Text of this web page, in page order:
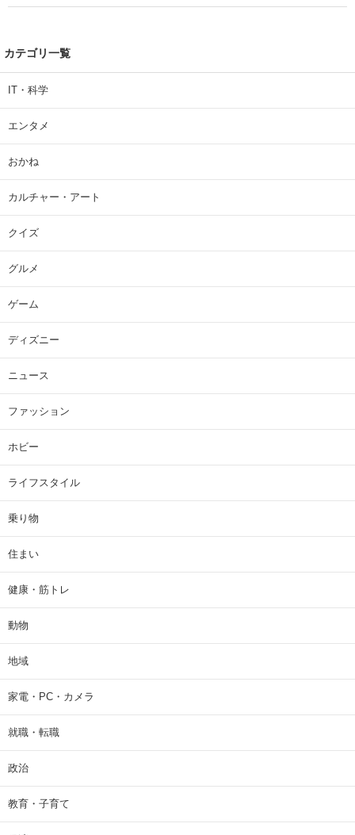
| 大学 ねとらぼリサーチ
カテゴリ一覧
IT・科学
エンタメ
おかね
カルチャー・アート
クイズ
グルメ
ゲーム
ディズニー
ニュース
ファッション
ホビー
ライフスタイル
乗り物
住まい
健康・筋トレ
動物
地域
家電・PC・カメラ
就職・転職
政治
教育・子育て